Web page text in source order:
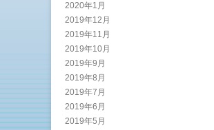
2020年1月
2019年12月
2019年11月
2019年10月
2019年9月
2019年8月
2019年7月
2019年6月
2019年5月